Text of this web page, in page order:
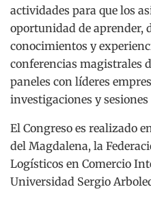
actividades para que los
oportunidad de aprender,
conocimientos y
conferencias magistrales
paneles con líderes
investigaciones y
El Congreso es realizado
del Magdalena, la
Logísticos en Comercio
Universidad Sergio